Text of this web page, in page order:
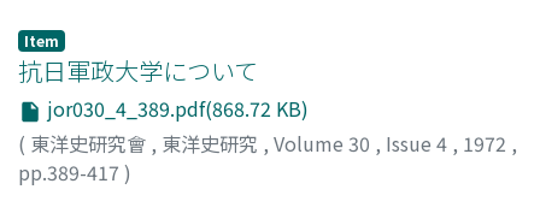
Item
抗日軍政大学について
jor030_4_389.pdf(868.72 KB)
( 東洋史研究會 , 東洋史研究 , Volume 30 , Issue 4 , 1972 ,
pp.389-417 )